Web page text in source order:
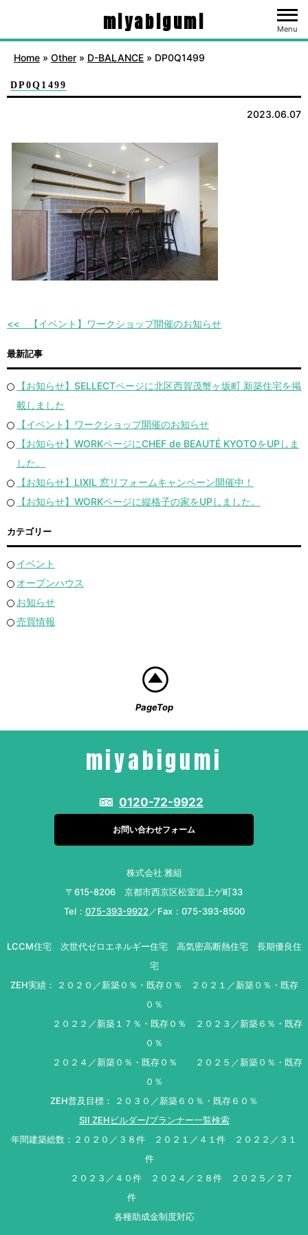
miyabigumi Menu
Home » Other » D-BALANCE » DP0Q1499
DP0Q1499
2023.06.07
【イベント】ワークショップ開催のお知らせ
最新記事
【お知らせ】SELLECTページに北区西賀茂蟹ヶ坂町 新築住宅を掲
載しました
【イベント】ワークショップ開催のお知らせ
【お知らせ】WORKページにCHEF de BEAUTÉ KYOTOをUPしま
した。
【お知らせ】LIXIL 窓リフォームキャンペーン開催中！
【お知らせ】WORKページに縦格子の家をUPしました。
カテゴリー
イベント
オープンハウス
お知らせ
売買情報
PageTop
miyabigumi
0120-72-9922
お問い合わせフォーム
株式会社 雅組
〒615-8206 京都市西京区松室追上ゲ町33
Tel： 075-393-9922 ／Fax：075-393-8500
LCCM住宅 次世代ゼロエネルギー住宅 高気密高断熱住宅 長期優良住
宅
ZEH実績： ２０２０／新築０％・既存０％ ２０２１／新築０％・既存
０％
２０２２／新築１７％・既存０％ ２０２３／新築６％・既存
０％
２０２４／新築０％・既存０％ ２０２５／新築０％・既存
０％
ZEH普及目標： ２０３０／新築６０％・既存６０％
SII ZEHビルダー/プランナー一覧検索
年間建築総数：２０２０／３８件 ２０２１／４１件 ２０２２／３１
件
２０２３／４０件 ２０２４／２８件 ２０２５／２７
件
各種助成金制度対応